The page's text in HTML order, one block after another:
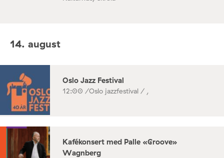
14. august
Oslo Jazz Festival
12:00 /Oslo jazzfestival / ,
Kafékonsert med Palle «Groove»
Wagnberg